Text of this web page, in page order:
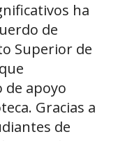
ha
de
Superior de
apoyo
Gracias a
de